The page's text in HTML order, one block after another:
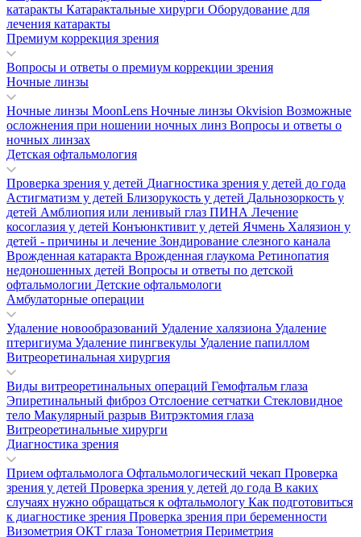
катаракты Катарактальные хирурги Оборудование для
лечения катаракты
Премиум коррекция зрения
Вопросы и ответы о премиум коррекции зрения
Ночные линзы
Ночные линзы MoonLens Ночные линзы Okvision Возможные
осложнения при ношении ночных линз Вопросы и ответы о
ночных линзах
Детская офтальмология
Проверка зрения у детей Диагностика зрения у детей до года
Астигматизм у детей Близорукость у детей Дальнозоркость у
детей Амблиопия или ленивый глаз ПИНА Лечение
косоглазия у детей Конъюнктивит у детей Ячмень Халязион у
детей - причины и лечение Зондирование слезного канала
Врожденная катаракта Врожденная глаукома Ретинопатия
недоношенных детей Вопросы и ответы по детской
офтальмологии Детские офтальмологи
Амбулаторные операции
Удаление новообразований Удаление халязиона Удаление
птеригиума Удаление пингвекулы Удаление папиллом
Витреоретинальная хирургия
Виды витреоретинальных операций Гемофтальм глаза
Эпиретинальный фиброз Отслоение сетчатки Стекловидное
тело Макулярный разрыв Витрэктомия глаза
Витреоретинальные хирурги
Диагностика зрения
Прием офтальмолога Офтальмологический чекап Проверка
зрения у детей Проверка зрения у детей до года В каких
случаях нужно обращаться к офтальмологу Как подготовиться
к диагностике зрения Проверка зрения при беременности
Визометрия ОКТ глаза Тонометрия Периметрия